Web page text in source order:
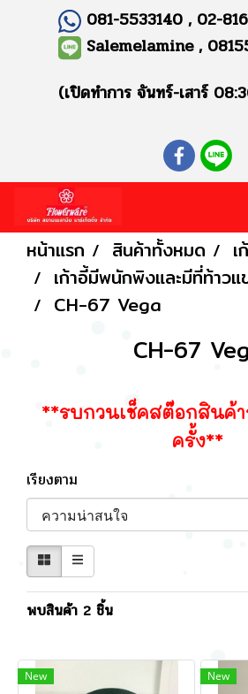
081-5533140 , 02-
Salemelamine ,
(เปิดทำการ จันทร์-เสาร์
หน้าแรก สินค้าทั้งหมด
เ
เก้าอี้มีพนักพิงและมีที่ท้าวแ
CH-67 Vega
CH-67
**รบกวนเช็คสต๊อกสินค้
ครั้ง**
เรียงตาม
พบสินค้า 2 ชิ้น
New New